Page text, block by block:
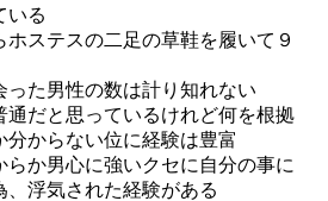
いる
ステスの二足の草鞋を履いて９
った男性の数は計り知れない
通だと思っているけれど何を根拠
分からない位に経験は豊富
らか男心に強いクセに自分の事に
、浮気された経験がある